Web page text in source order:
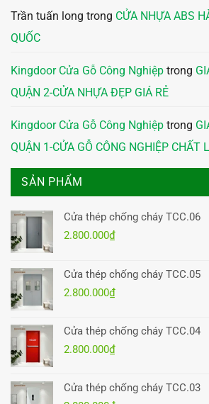
Trần tuấn long trong CỬA NHỰA ABS
QUỐC
Kingdoor Cửa Gỗ Công Nghiệp trong
QUẬN 2-CỬA NHỰA ĐẸP GIÁ RẺ
Kingdoor Cửa Gỗ Công Nghiệp trong
QUẬN 1-CỬA GỖ CÔNG NGHIỆP CHẤT
SẢN PHẨM
Cửa thép chống cháy TCC.06
2.800.000₫
Cửa thép chống cháy TCC.05
2.800.000₫
Cửa thép chống cháy TCC.04
2.800.000₫
Cửa thép chống cháy TCC.03